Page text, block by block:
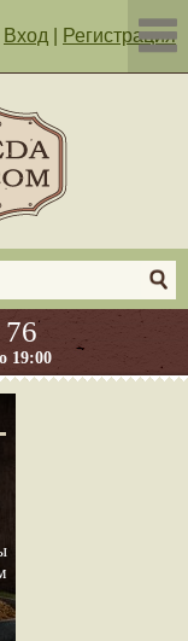
19:00
Вход Регистрация